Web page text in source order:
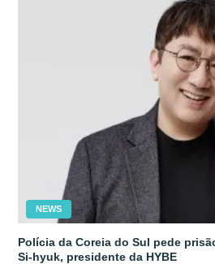
NEWS
Polícia da Coreia do Sul pede
Si-hyuk, presidente da HYBE